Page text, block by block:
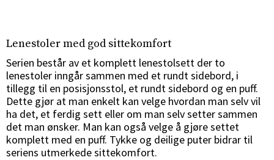
Lenestoler med god sittekomfort
Serien består av et komplett lenestolsett der to
lenestoler inngår sammen med et rundt sidebord, i
tillegg til en posisjonsstol, et rundt sidebord og en puff.
Dette gjør at man enkelt kan velge hvordan man selv vil
ha det, et ferdig sett eller om man selv setter sammen
det man ønsker. Man kan også velge å gjøre settet
komplett med en puff. Tykke og deilige puter bidrar til
seriens utmerkede sittekomfort.